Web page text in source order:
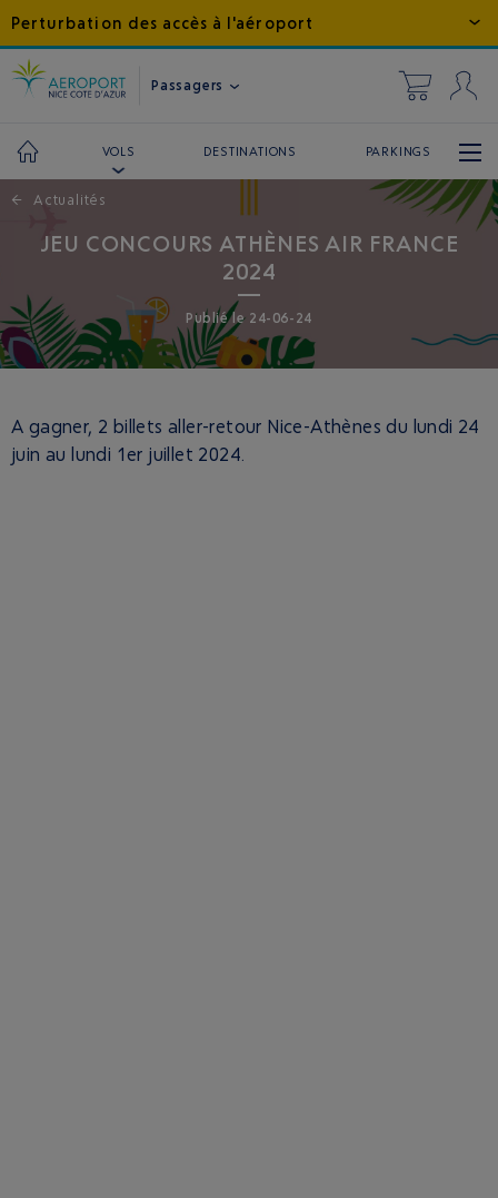
Perturbation des accès à l'aéroport
Passagers
VOLS DESTINATIONS PARKINGS
← Actualités
JEU CONCOURS ATHÈNES AIR FRANCE
2024
Publiéle 24-06-24
A gagner, 2 billets aller-retour Nice-Athènes du lundi 24
juin au lundi 1er juillet 2024.